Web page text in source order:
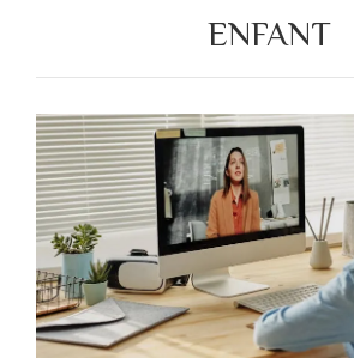
ENFANT